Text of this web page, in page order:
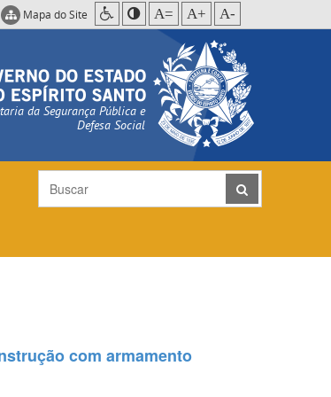
Mapa do Site A= A+ A-
da Segurança Pública e
Defesa Social
com armamento